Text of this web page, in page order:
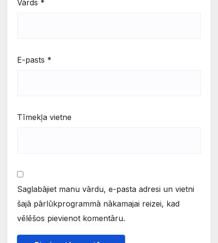
Vārds *
E-pasts *
Tīmekļa vietne
Saglabājiet manu vārdu, e-pasta adresi un vietni
šajā pārlūkprogrammā nākamajai reizei, kad
vēlēšos pievienot komentāru.